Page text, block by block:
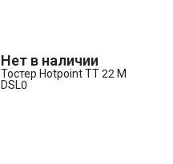
Нет в наличии
Тостер Hotpoint TT 22 M
DSL0